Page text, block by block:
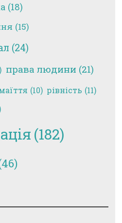
(18)
(15)
(24)
права людини (21)
(10) рівність (11)
(182)